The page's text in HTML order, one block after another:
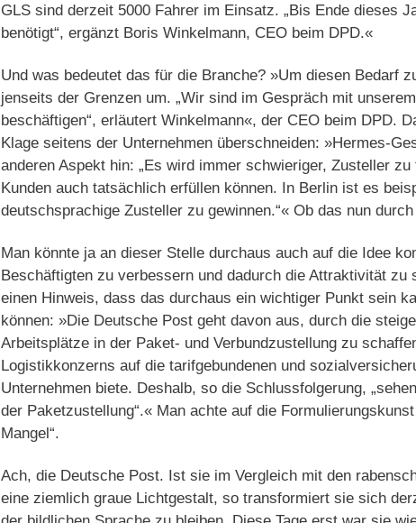
GLS sind derzeit 5000 Fahrer im Einsatz. „Bis Ende dieses
benötigt“, ergänzt Boris Winkelmann, CEO beim DPD.«
Und was bedeutet das für die Branche? »Um diesen Bedarf
jenseits der Grenzen um. „Wir sind im Gespräch mit
beschäftigen“, erläutert Winkelmann«, der CEO beim DPD.
Klage seitens der Unternehmen überschneiden: »Hermes-
anderen Aspekt hin: „Es wird immer schwieriger, Zusteller
Kunden auch tatsächlich erfüllen können. In Berlin ist es
deutschsprachige Zusteller zu gewinnen.“« Ob das nun
Man könnte ja an dieser Stelle durchaus auch auf die Idee
Beschäftigten zu verbessern und dadurch die Attraktivität
einen Hinweis, dass das durchaus ein wichtiger Punkt sein
können: »Die Deutsche Post geht davon aus, durch die
Arbeitsplätze in der Paket- und Verbundzustellung zu
Logistikkonzerns auf die tarifgebundenen und
Unternehmen biete. Deshalb, so die Schlussfolgerung,
der Paketzustellung“.« Man achte auf die
Mangel“.
Ach, die Deutsche Post. Ist sie im Vergleich mit den
eine ziemlich graue Lichtgestalt, so transformiert sie sich